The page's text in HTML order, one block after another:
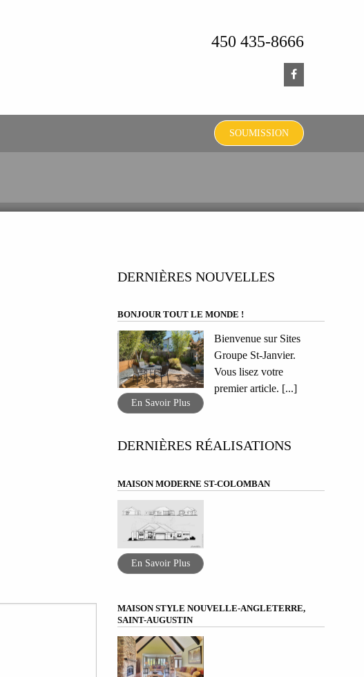
450 435-8666
SOUMISSION
DERNIÈRES NOUVELLES
BONJOUR TOUT LE MONDE !
En Savoir Plus
Bienvenue sur Sites
Groupe St-Janvier.
Vous lisez votre
premier article. [...]
DERNIÈRES RÉALISATIONS
MAISON MODERNE ST-COLOMBAN
En Savoir Plus
MAISON STYLE NOUVELLE-ANGLETERRE,
SAINT-AUGUSTIN